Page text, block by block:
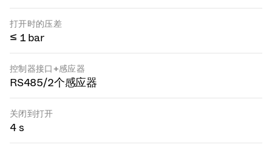
打开时的压差
≤ 1 bar
控制器接口+感应器
RS485/2个感应器
关闭到打开
4 s